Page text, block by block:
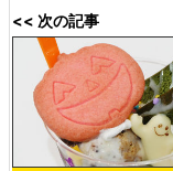
<< 次の記事